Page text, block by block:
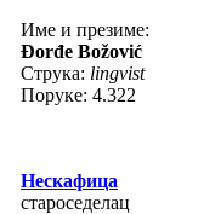
Име и презиме:
Đorđe Božović
Струка: lingvist
Поруке: 4.322
Нескафица
староседелац